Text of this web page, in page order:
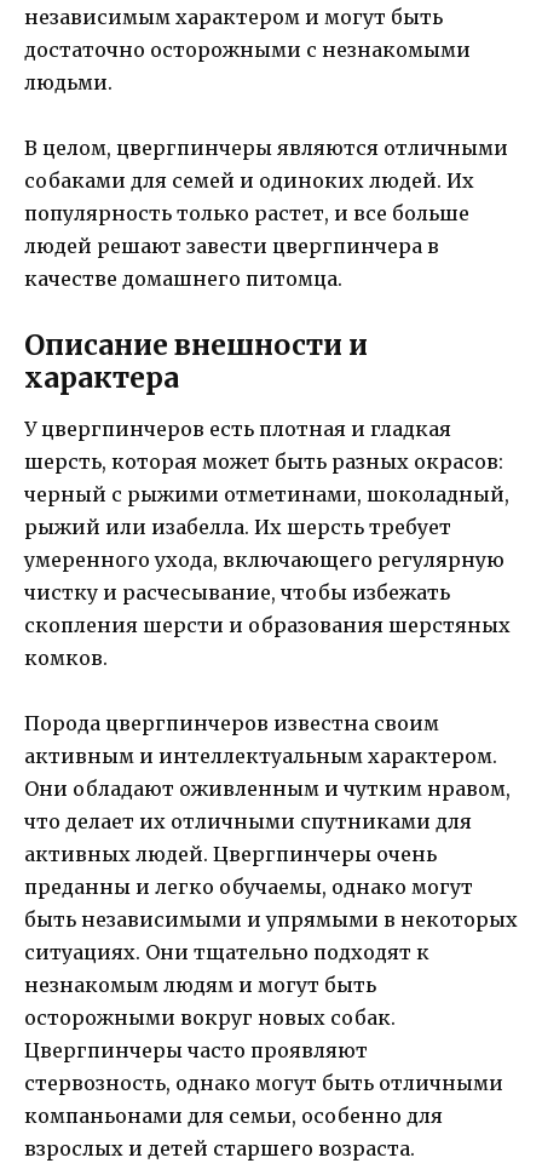
независимым характером и могут быть
достаточно осторожными с незнакомыми
людьми.
В целом, цвергпинчеры являются отличными
собаками для семей и одиноких людей. Их
популярность только растет, и все больше
людей решают завести цвергпинчера в
качестве домашнего питомца.
Описание внешности и
характера
У цвергпинчеров есть плотная и гладкая
шерсть, которая может быть разных окрасов:
черный с рыжими отметинами, шоколадный,
рыжий или изабелла. Их шерсть требует
умеренного ухода, включающего регулярную
чистку и расчесывание, чтобы избежать
скопления шерсти и образования шерстяных
комков.
Порода цвергпинчеров известна своим
активным и интеллектуальным характером.
Они обладают оживленным и чутким нравом,
что делает их отличными спутниками для
активных людей. Цвергпинчеры очень
преданны и легко обучаемы, однако могут
быть независимыми и упрямыми в некоторых
ситуациях. Они тщательно подходят к
незнакомым людям и могут быть
осторожными вокруг новых собак.
Цвергпинчеры часто проявляют
стервозность, однако могут быть отличными
компаньонами для семьи, особенно для
взрослых и детей старшего возраста.